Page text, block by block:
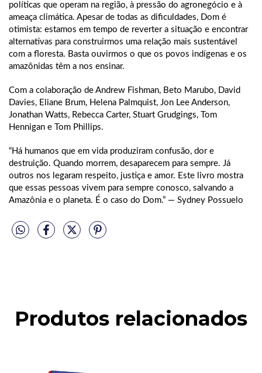
políticas que operam na região, à pressão do agronegócio e à
ameaça climática. Apesar de todas as dificuldades, Dom é
otimista: estamos em tempo de reverter a situação e encontrar
alternativas para construirmos uma relação mais sustentável
com a floresta. Basta ouvirmos o que os povos indígenas e os
amazônidas têm a nos ensinar.
Com a colaboração de Andrew Fishman, Beto Marubo, David
Davies, Eliane Brum, Helena Palmquist, Jon Lee Anderson,
Jonathan Watts, Rebecca Carter, Stuart Grudgings, Tom
Hennigan e Tom Phillips.
“Há humanos que em vida produziram confusão, dor e
destruição. Quando morrem, desaparecem para sempre. Já
outros nos legaram respeito, justiça e amor. Este livro mostra
que essas pessoas vivem para sempre conosco, salvando a
Amazônia e o planeta. É o caso do Dom.” — Sydney Possuelo
Produtos relacionados